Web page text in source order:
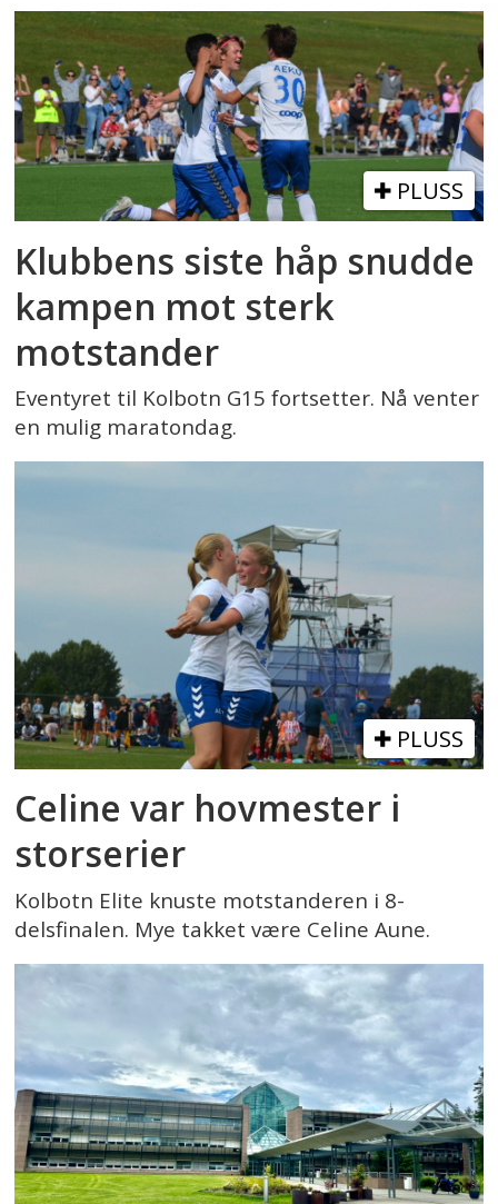
PLUSS
Klubbens siste håp snudde
kampen mot sterk
motstander
Eventyret til Kolbotn G15 fortsetter. Nå venter
en mulig maratondag.
PLUSS
Celine var hovmester i
storserier
Kolbotn Elite knuste motstanderen i 8-
delsfinalen. Mye takket være Celine Aune.